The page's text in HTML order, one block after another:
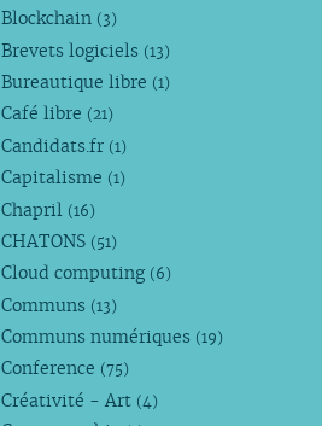
Blockchain (3)
Brevets logiciels (13)
Bureautique libre (1)
Café libre (21)
Candidats.fr (1)
Capitalisme (1)
Chapril (16)
CHATONS (51)
Cloud computing (6)
Communs (13)
Communs numériques (19)
Conference (75)
Créativité - Art (4)